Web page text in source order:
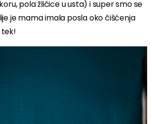
pola žličice u usta) i super smo se
je mama imala posla oko čišćenja
tek!